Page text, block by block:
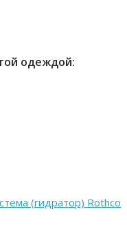
одеждой:
(гидратор) Rothco